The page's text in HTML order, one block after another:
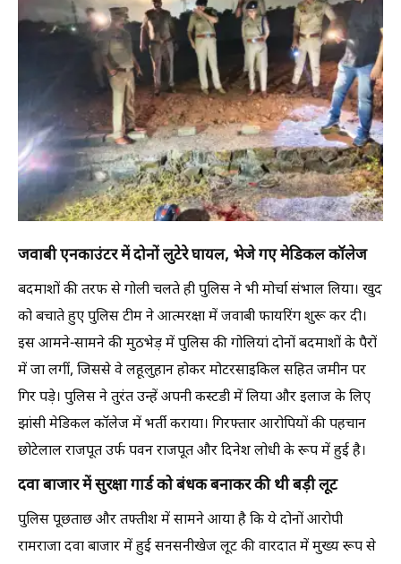
जवाबी एनकाउंटर में दोनों लुटेरे घायल, भेजे गए मेडिकल कॉलेज
बदमाशों की तरफ से गोली चलते ही पुलिस ने भी मोर्चा संभाल लिया। खुद
को बचाते हुए पुलिस टीम ने आत्मरक्षा में जवाबी फायरिंग शुरू कर दी।
इस आमने-सामने की मुठभेड़ में पुलिस की गोलियां दोनों बदमाशों के पैरों
में जा लगीं, जिससे वे लहूलुहान होकर मोटरसाइकिल सहित जमीन पर
गिर पड़े। पुलिस ने तुरंत उन्हें अपनी कस्टडी में लिया और इलाज के लिए
झांसी मेडिकल कॉलेज में भर्ती कराया। गिरफ्तार आरोपियों की पहचान
छोटेलाल राजपूत उर्फ पवन राजपूत और दिनेश लोधी के रूप में हुई है।
दवा बाजार में सुरक्षा गार्ड को बंधक बनाकर की थी बड़ी लूट
पुलिस पूछताछ और तफ्तीश में सामने आया है कि ये दोनों आरोपी
रामराजा दवा बाजार में हुई सनसनीखेज लूट की वारदात में मुख्य रूप से